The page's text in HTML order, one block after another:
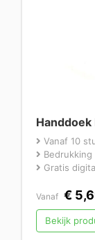
Vanaf 10
Gratis
Vanaf €
Bekijk